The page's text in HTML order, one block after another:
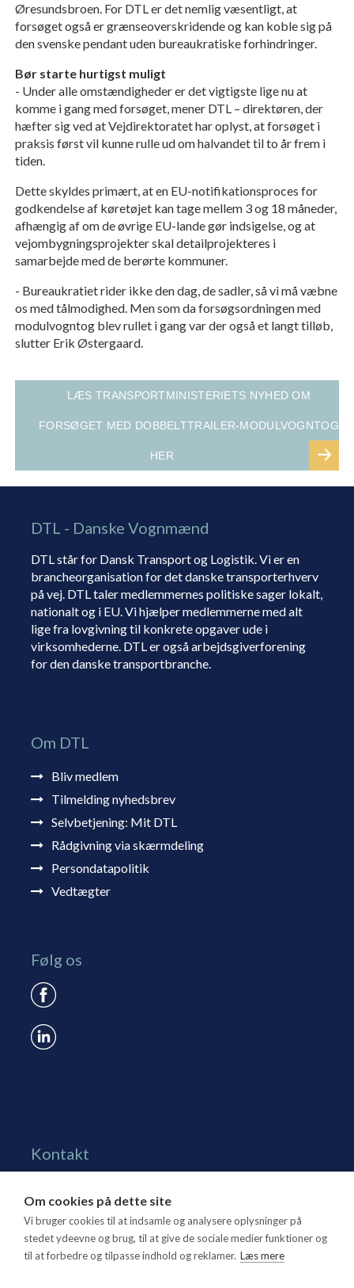
Øresundsbroen. For DTL er det nemlig væsentligt, at
forsøget også er grænseoverskridende og kan koble sig på
den svenske pendant uden bureaukratiske forhindringer.
Bør starte hurtigst muligt
- Under alle omstændigheder er det vigtigste lige nu at
komme i gang med forsøget, mener DTL – direktøren, der
hæfter sig ved at Vejdirektoratet har oplyst, at forsøget i
praksis først vil kunne rulle ud om halvandet til to år frem i
tiden.
Dette skyldes primært, at en EU-notifikationsproces for
godkendelse af køretøjet kan tage mellem 3 og 18 måneder,
afhængig af om de øvrige EU-lande gør indsigelse, og at
vejombygningsprojekter skal detailprojekteres i
samarbejde med de berørte kommuner.
- Bureaukratiet rider ikke den dag, de sadler, så vi må væbne
os med tålmodighed. Men som da forsøgsordningen med
modulvogntog blev rullet i gang var der også et langt tilløb,
slutter Erik Østergaard.
LÆS TRANSPORTMINISTERIETS NYHED OM
FORSØGET MED DOBBELTTRAILER-MODULVOGNTOG
HER
DTL - Danske Vognmænd
DTL står for Dansk Transport og Logistik. Vi er en
brancheorganisation for det danske transporterhverv
på vej. DTL taler medlemmernes politiske sager lokalt,
nationalt og i EU. Vi hjælper medlemmerne med alt
lige fra lovgivning til konkrete opgaver ude i
virksomhederne. DTL er også arbejdsgiverforening
for den danske transportbranche.
Om DTL
Bliv medlem
Tilmelding nyhedsbrev
Selvbetjening: Mit DTL
Rådgivning via skærmdeling
Persondatapolitik
Vedtægter
Følg os
Kontakt
1270 Kbh. K
Tlf. 70 15 95 00
dtl@dtl.eu
Om cookies på dette site
Vi bruger cookies til at indsamle og analysere oplysninger på
stedet ydeevne og brug, til at give de sociale medier funktioner og
til at forbedre og tilpasse indhold og reklamer. Læs mere